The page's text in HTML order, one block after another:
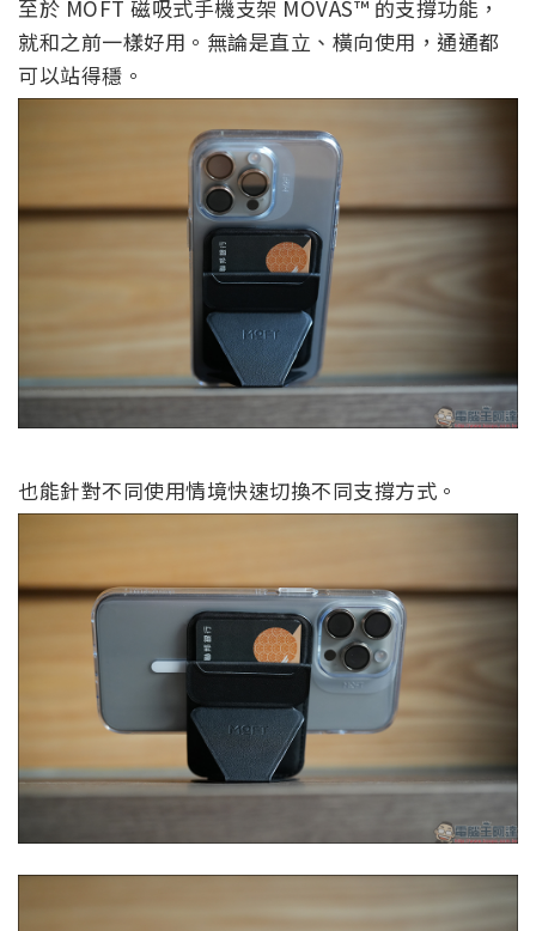
至於 MOFT 磁吸式手機支架 MOVAS™ 的支撐功能，
就和之前一樣好用。無論是直立、橫向使用，通通都
可以站得穩。
也能針對不同使用情境快速切換不同支撐方式。